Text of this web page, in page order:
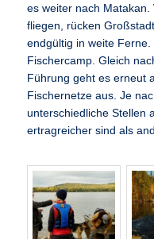
es weiter nach
fliegen, rücken
endgültig in weite
Fischercamp. Gleich
Führung geht es erneut
Fischernetze aus. Je
unterschiedliche Stellen
ertragreicher sind als